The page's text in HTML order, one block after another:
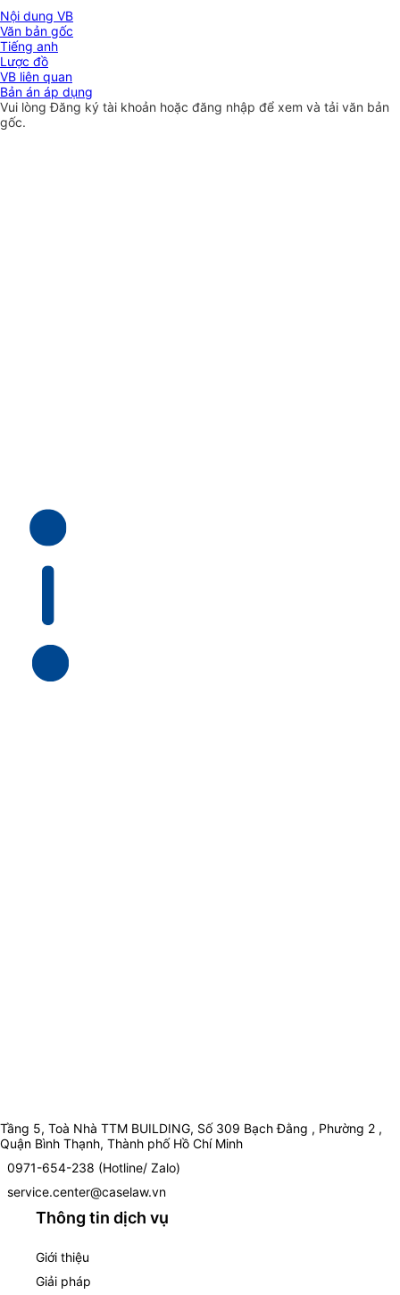
Nội dung VB
Văn bản gốc
Tiếng anh
Lược đồ
VB liên quan
Bản án áp dụng
Vui lòngĐăng ký tài khoản hoặc đăng nhập để xem và tải văn bản
gốc.
Tầng 5, Toà Nhà TTM BUILDING, Số 309 Bạch Đằng , Phường 2 ,
Quận Bình Thạnh, Thành phố Hồ Chí Minh
0971-654-238 (Hotline/ Zalo)
service.center@caselaw.vn
Thông tin dịch vụ
Giới thiệu
Giải pháp